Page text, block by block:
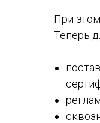
При
Теперь